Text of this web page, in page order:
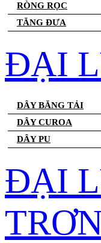
RÒNG RỌC
TĂNG ĐƯA
ĐẠI
DÂY BĂNG TẢI
DÂY CUROA
DÂY PU
ĐẠI